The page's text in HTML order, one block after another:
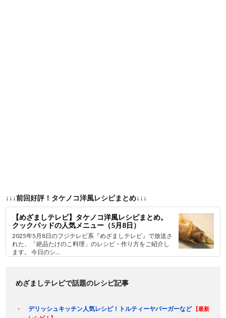
↓↓↓前回好評！タケノコ洋風レシピまとめ↓↓↓
【めざましテレビ】タケノコ洋風レシピまとめ。
クックパッドの人気メニュー（5月8日）
2025年5月8日のフジテレビ系『めざましテレビ』で放送さ
れた、「絶品たけのこ料理」のレシピ・作り方をご紹介し
ます。 今日のシ...
めざましテレビで話題のレシピ記事
デリッシュキッチン人気レシピ！トルティーヤバーガーなど
【最新